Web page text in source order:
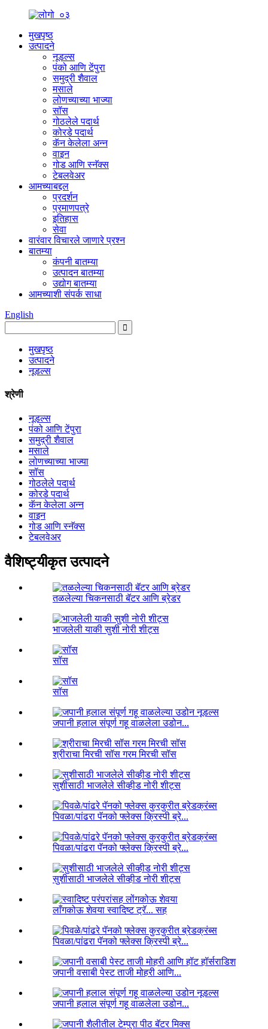
मुखपृष्ठ
उत्पादने
नूडल्स
पंको आणि टेंपुरा
समुद्री शैवाल
मसाले
लोणच्याच्या भाज्या
सॉस
गोठलेले पदार्थ
कोरडे पदार्थ
कॅन केलेला अन्न
वाइन
गोड आणि स्नॅक्स
टेबलवेअर
आमच्याबद्दल
प्रदर्शन
प्रमाणपत्रे
इतिहास
सेवा
वारंवार विचारले जाणारे प्रश्न
बातम्या
कंपनी बातम्या
उत्पादन बातम्या
उद्योग बातम्या
आमच्याशी संपर्क साधा
English
मुखपृष्ठ
उत्पादने
नूडल्स
श्रेणी
नूडल्स
पंको आणि टेंपुरा
समुद्री शैवाल
मसाले
लोणच्याच्या भाज्या
सॉस
गोठलेले पदार्थ
कोरडे पदार्थ
कॅन केलेला अन्न
वाइन
गोड आणि स्नॅक्स
टेबलवेअर
वैशिष्ट्यीकृत उत्पादने
तळलेल्या चिकनसाठी बॅटर आणि ब्रेडर
भाजलेली याकी सुशी नोरी शीट्स
सॉस
सॉस
जपानी हलाल संपूर्ण गहू वाळलेला उडोन...
श्रीराचा मिरची सॉस गरम मिरची सॉस
सुशीसाठी भाजलेले सीव्हीड नोरी शीट्स
पिवळा/पांढरा पॅनको फ्लेक्स क्रिस्पी ब्रे...
पिवळा/पांढरा पॅनको फ्लेक्स क्रिस्पी ब्रे...
सुशीसाठी भाजलेले सीव्हीड नोरी शीट्स
लाँगकोऊ शेवया स्वादिष्ट ट्रॅ... सह
पिवळा/पांढरा पॅनको फ्लेक्स क्रिस्पी ब्रे...
जपानी वसाबी पेस्ट ताजी मोहरी आणि...
जपानी हलाल संपूर्ण गहू वाळलेला उडोन...